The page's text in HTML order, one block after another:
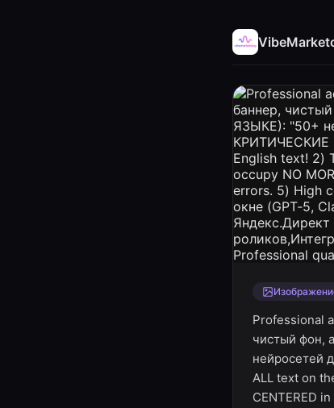
Professional
чистый
нейросетей
ALL text on
CENTERED